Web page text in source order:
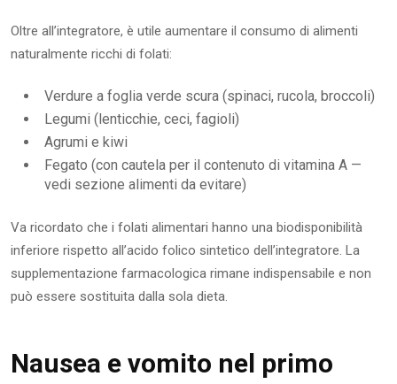
Oltre all’integratore, è utile aumentare il consumo di alimenti
naturalmente ricchi di folati:
Verdure a foglia verde scura (spinaci, rucola, broccoli)
Legumi (lenticchie, ceci, fagioli)
Agrumi e kiwi
Fegato (con cautela per il contenuto di vitamina A —
vedi sezione alimenti da evitare)
Va ricordato che i folati alimentari hanno una biodisponibilità
inferiore rispetto all’acido folico sintetico dell’integratore. La
supplementazione farmacologica rimane indispensabile e non
può essere sostituita dalla sola dieta.
Nausea e vomito nel primo